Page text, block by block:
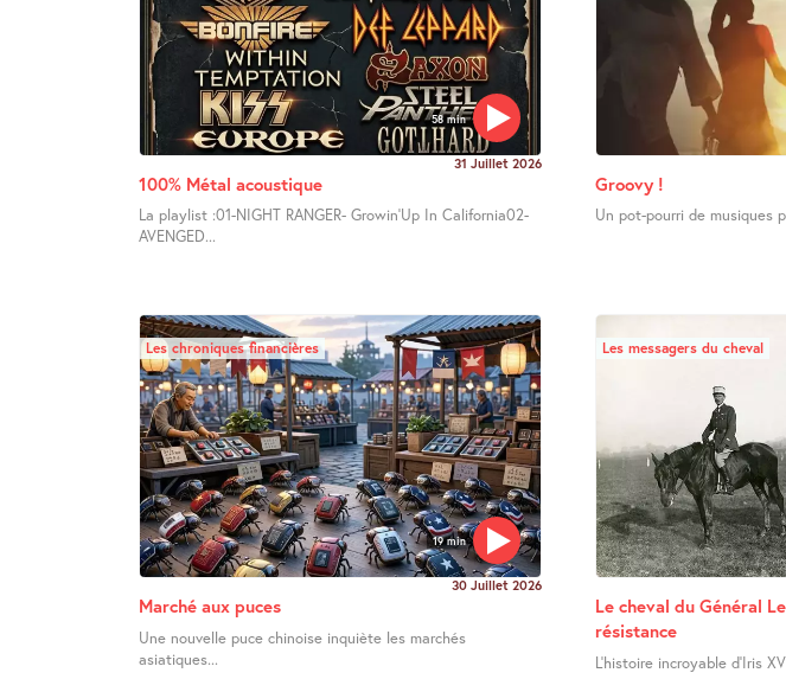
58 min
31 Juillet 2026
100% Métal acoustique
La playlist :01-NIGHT RANGER- Growin’Up In California02-
AVENGED...
Groovy !
Un pot-pourri de musiques
19 min
Les chroniques financières
30 Juillet 2026
Marché aux puces
Une nouvelle puce chinoise inquiète les marchés
asiatiques...
Les messagers du cheval
Le cheval du Général
résistance
L’histoire incroyable d’Iris